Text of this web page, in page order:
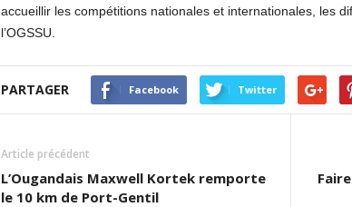
accueillir les compétitions nationales et internationales, les
l’OGSSU.
PARTAGER Facebook Twitter
Article précédent
L’Ougandais Maxwell Kortek remporte
le 10 km de Port-Gentil